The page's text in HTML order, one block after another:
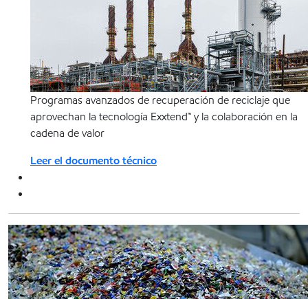
Programas avanzados de recuperación de reciclaje que
aprovechan la tecnología Exxtend™ y la colaboración en la
cadena de valor
Leer el documento técnico